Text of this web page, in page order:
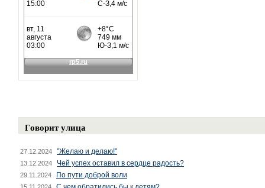
Говорит улица
27.12.2024 "Желаю и делаю!"
13.12.2024 Чей успех оставил в сердце радость?
29.11.2024 По пути доброй воли